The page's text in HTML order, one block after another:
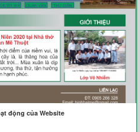
động của Website